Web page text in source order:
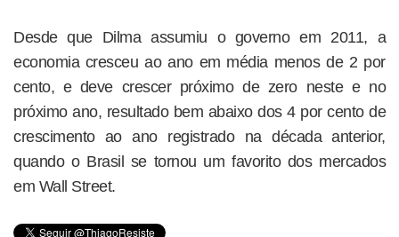
Desde que Dilma assumiu o governo em 2011, a
economia cresceu ao ano em média menos de 2 por
cento, e deve crescer próximo de zero neste e no
próximo ano, resultado bem abaixo dos 4 por cento de
crescimento ao ano registrado na década anterior,
quando o Brasil se tornou um favorito dos mercados
em Wall Street.